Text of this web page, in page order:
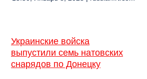
Украинские войска
выпустили семь натовских
снарядов по Донецку